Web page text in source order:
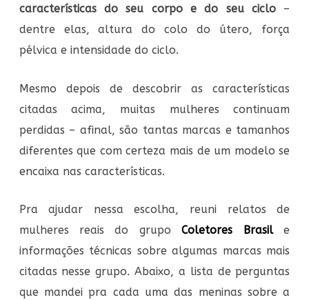
características do seu corpo e do seu ciclo –
dentre elas, altura do colo do útero, força
pélvica e intensidade do ciclo.
Mesmo depois de descobrir as características
citadas acima, muitas mulheres continuam
perdidas – afinal, são tantas marcas e tamanhos
diferentes que com certeza mais de um modelo se
encaixa nas características.
Pra ajudar nessa escolha, reuni relatos de
mulheres reais do grupoColetores Brasile
informações técnicas sobre algumas marcas mais
citadas nesse grupo. Abaixo, a lista de perguntas
que mandei pra cada uma das meninas sobre a